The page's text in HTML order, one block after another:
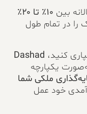
بین ۱۰٪ تا ۲۰٪
در تمام طول
کنید، Dashad
یکپارچه
ملکی شما
خود عمل